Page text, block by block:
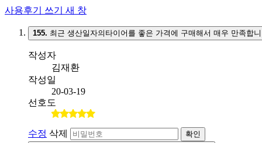
사용후기 쓰기 새 창
155. 최근 생산일자의타이어를 좋은 가격에 구매해서 매우 만족합
작성자
김재환
작성일
20-03-19
선호도
수정 삭제
확인